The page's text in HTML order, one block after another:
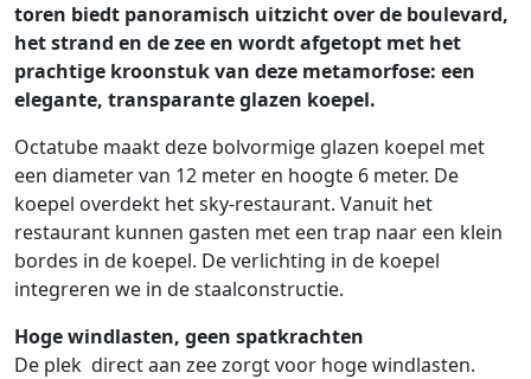
toren biedt panoramisch uitzicht over de boulevard,
het strand en de zee en wordt afgetopt met het
prachtige kroonstuk van deze metamorfose: een
elegante, transparante glazen koepel.
Octatube maakt deze bolvormige glazen koepel met
een diameter van 12 meter en hoogte 6 meter. De
koepel overdekt het sky-restaurant. Vanuit het
restaurant kunnen gasten met een trap naar een klein
bordes in de koepel. De verlichting in de koepel
integreren we in de staalconstructie.
Hoge windlasten, geen spatkrachten
De plek direct aan zee zorgt voor hoge windlasten.